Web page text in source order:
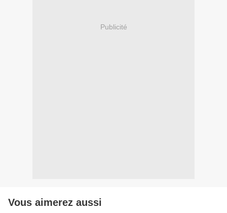
Publicité
Vous aimerez aussi